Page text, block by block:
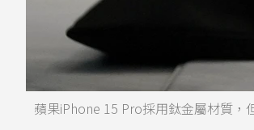
蘋果iPhone 15 Pro採用鈦金屬材質